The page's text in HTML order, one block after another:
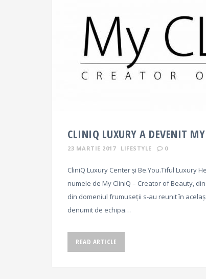
CLINIQ LUXURY A DEVENIT
23 MARTIE 2017 LIFESTYLE 0
CliniQ Luxury Center și Be.You.Tiful Luxury
numele de My CliniQ – Creator of Beauty,
din domeniul frumuseții s-au reunit în
denumit de echipa…
READ ARTICLE